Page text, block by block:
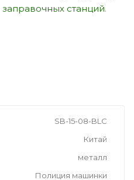
заправочных станций.
SB-15-08-BLC
Китай
металл
Полиция машинки